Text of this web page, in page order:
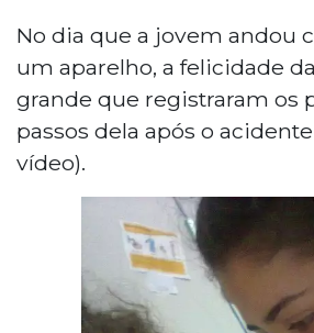
No dia que a jovem andou
um aparelho, a felicidade
grande que registraram os
passos dela após o
vídeo).